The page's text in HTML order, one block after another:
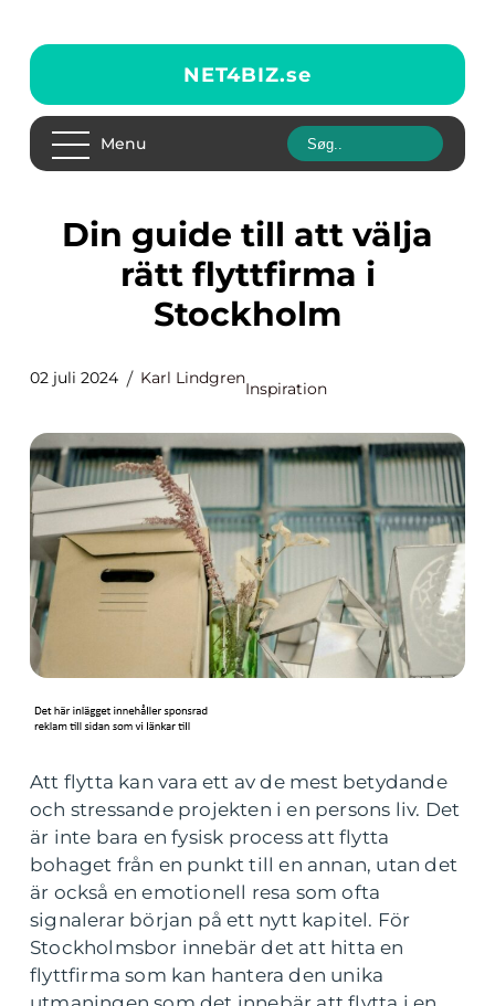
NET4BIZ.se
Menu
Din guide till att välja
rätt flyttfirma i
Stockholm
02 juli 2024 Karl Lindgren
Inspiration
Att flytta kan vara ett av de mest betydande
och stressande projekten i en persons liv. Det
är inte bara en fysisk process att flytta
bohaget från en punkt till en annan, utan det
är också en emotionell resa som ofta
signalerar början på ett nytt kapitel. För
Stockholmsbor innebär det att hitta en
flyttfirma som kan hantera den unika